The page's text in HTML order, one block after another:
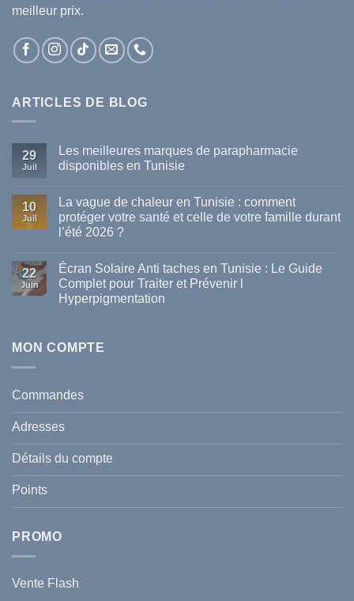
meilleur prix.
ARTICLES DE BLOG
29
Juil
Les meilleures marques de parapharmacie
disponibles en Tunisie
sur
Les
meilleures
marques
disponibles
en
Tunisie
10
Juil
La vague de chaleur en Tunisie : comment
protéger votre santé et celle de votre famille durant
l’été 2026 ?
commentaire
sur
La
vague
de
comment
et
celle
de
votre
famille
durant
l’été
2026
?
22
Juin
Écran Solaire Anti taches en Tunisie : Le Guide
Complet pour Traiter et Prévenir l
Hyperpigmentation
Écran
Tunisie
Guide
Traiter
Prévenir
MON COMPTE
Commandes
Adresses
Détails du compte
Points
PROMO
Vente Flash